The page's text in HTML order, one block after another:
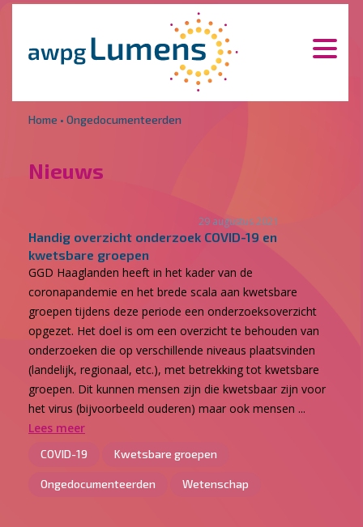
Home • Ongedocumenteerden
Nieuws
29 augustus 2021
Handig overzicht onderzoek COVID-19 en
kwetsbare groepen
GGD Haaglanden heeft in het kader van de
coronapandemie en het brede scala aan kwetsbare
groepen tijdens deze periode een onderzoeksoverzicht
opgezet. Het doel is om een overzicht te behouden van
onderzoeken die op verschillende niveaus plaatsvinden
(landelijk, regionaal, etc.), met betrekking tot kwetsbare
groepen. Dit kunnen mensen zijn die kwetsbaar zijn voor
het virus (bijvoorbeeld ouderen) maar ook mensen ...
Lees meer
COVID-19 Kwetsbare groepen
Ongedocumenteerden Wetenschap